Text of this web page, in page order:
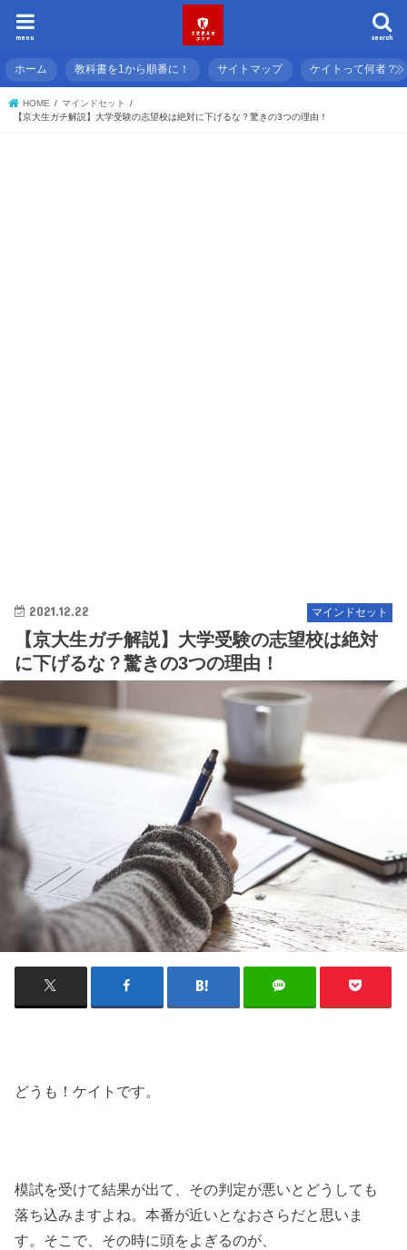
search
menu
ホーム 教科書を1から順番に！ サイトマップ ケイトって何者？
HOME
マインドセット
【京大生ガチ解説】大学受験の志望校は絶対に下げるな？驚きの3つの理由！
マインドセット
2021.12.22
【京大生ガチ解説】大学受験の志望校は絶対
に下げるな？驚きの3つの理由！
どうも！ケイトです。
模試を受けて結果が出て、その判定が悪いとどうしても
落ち込みますよね。本番が近いとなおさらだと思いま
す。そこで、その時に頭をよぎるのが、